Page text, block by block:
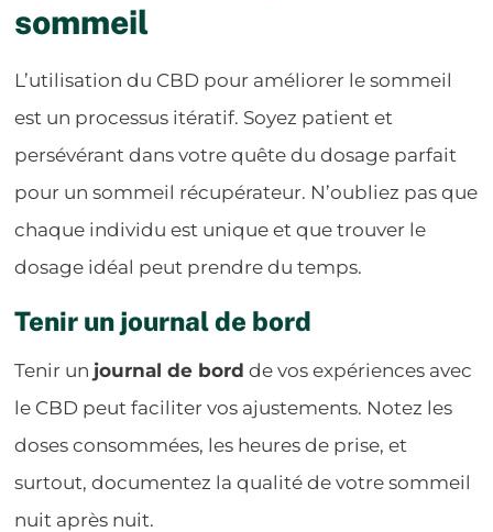
sommeil
L’utilisation du CBD pour améliorer le sommeil
est un processus itératif. Soyez patient et
persévérant dans votre quête du dosage parfait
pour un sommeil récupérateur. N’oubliez pas que
chaque individu est unique et que trouver le
dosage idéal peut prendre du temps.
Tenir un journal de bord
Tenir un journal de bord de vos expériences avec
le CBD peut faciliter vos ajustements. Notez les
doses consommées, les heures de prise, et
surtout, documentez la qualité de votre sommeil
nuit après nuit.